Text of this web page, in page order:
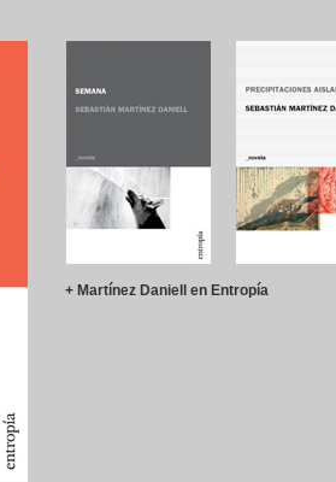
+ Martínez Daniell en Entropía